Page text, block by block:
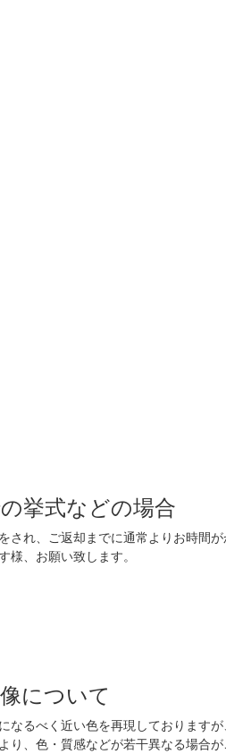
挙式などの場合
され、ご返却までに通常よりお時間
様、お願い致します。
について
なるべく近い色を再現しております
り、色・質感などが若干異なる場合が